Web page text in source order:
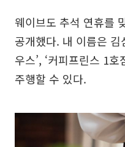
웨이브도 추석 연휴를
공개했다. 내 이름은 김
우스’, ‘커피프린스 1
주행할 수 있다.